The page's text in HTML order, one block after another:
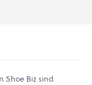
Shoe Biz sind